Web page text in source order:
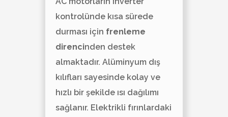
kontrolünde kısa sürede
durması için frenleme
direncinden destek
almaktadır. Alüminyum dış
kılıfları sayesinde kolay ve
hızlı bir şekilde ısı dağılımı
sağlanır. Elektrikli fırınlardaki